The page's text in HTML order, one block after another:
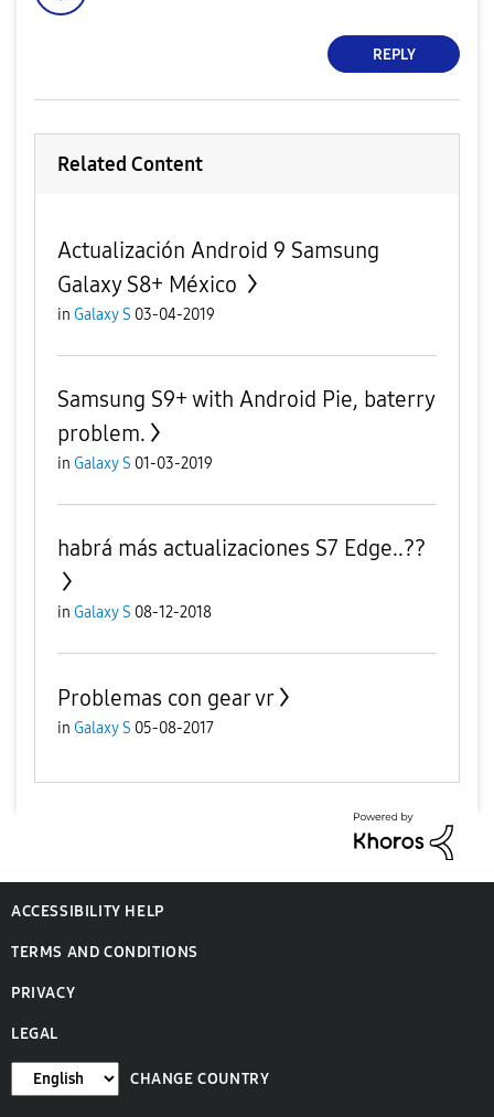
REPLY
Related Content
Actualización Android 9 Samsung
Galaxy S8+ México
in Galaxy S 03-04-2019
Samsung S9+ with Android Pie, baterry
problem.
in Galaxy S 01-03-2019
habrá más actualizaciones S7 Edge..??
in Galaxy S 08-12-2018
Problemas con gear vr
in Galaxy S 05-08-2017
ACCESSIBILITY HELP
TERMS AND CONDITIONS
PRIVACY
LEGAL
CHANGE COUNTRY